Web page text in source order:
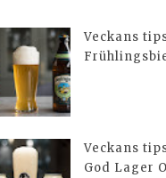
Veckans
Veckans
God Lager